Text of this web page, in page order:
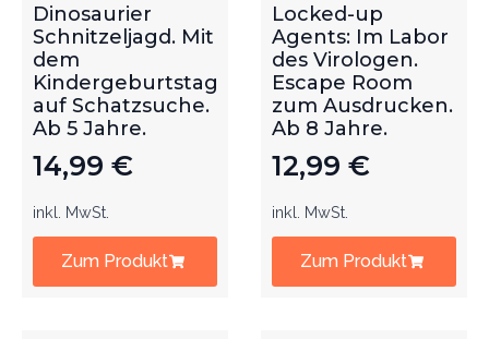
Dinosaurier
Schnitzeljagd. Mit
dem
Kindergeburtstag
auf Schatzsuche.
Ab 5 Jahre.
14,99 €
inkl. MwSt.
Zum Produkt
Locked-up
Agents: Im Labor
des Virologen.
Escape Room
zum Ausdrucken.
Ab 8 Jahre.
12,99 €
inkl. MwSt.
Zum Produkt